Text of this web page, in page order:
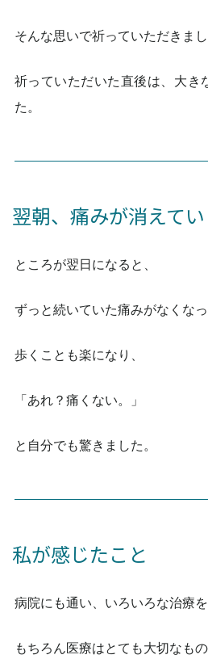
そんな思いで祈っていただきまし
祈っていただいた直後は、大き
た。
翌朝、痛みが消えて
ところが翌日になると、
ずっと続いていた痛みがなくなっ
歩くことも楽になり、
「あれ？痛くない。」
と自分でも驚きました。
私が感じたこと
病院にも通い、いろいろな治療を
もちろん医療はとても大切なも